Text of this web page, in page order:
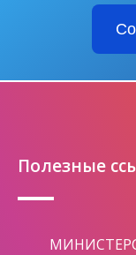
Полезные